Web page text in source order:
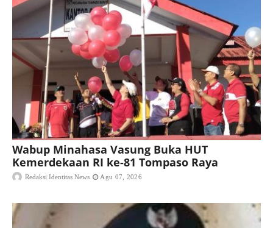
Wabup Minahasa Vasung Buka HUT
Kemerdekaan RI ke-81 Tompaso Raya
Redaksi Identitas News Agu 07, 2026